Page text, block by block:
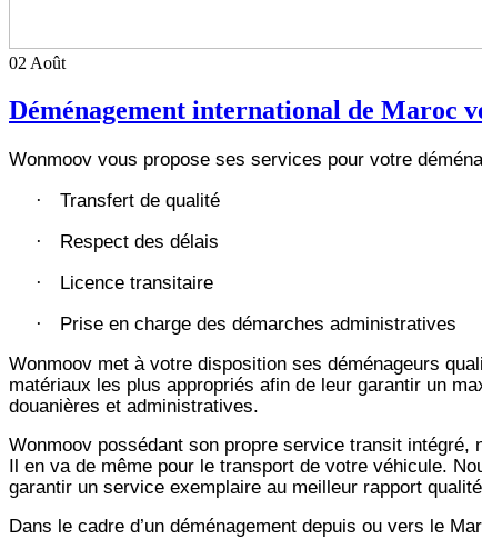
02 Août
Déménagement international de Maroc
Wonmoov vous propose ses services pour votre
· Transfert de qualité
· Respect des délais
· Licence transitaire
·
Prise en charge des démarches administratives
Wonmoov met à votre disposition ses déménageurs
matériaux les plus appropriés afin de leur garantir un
douanières et administratives.
Wonmoov possédant son propre service transit intégré,
Il en va de même pour le transport de votre véhicule.
garantir un service exemplaire au meilleur rapport
Dans le cadre d’un déménagement depuis ou vers le